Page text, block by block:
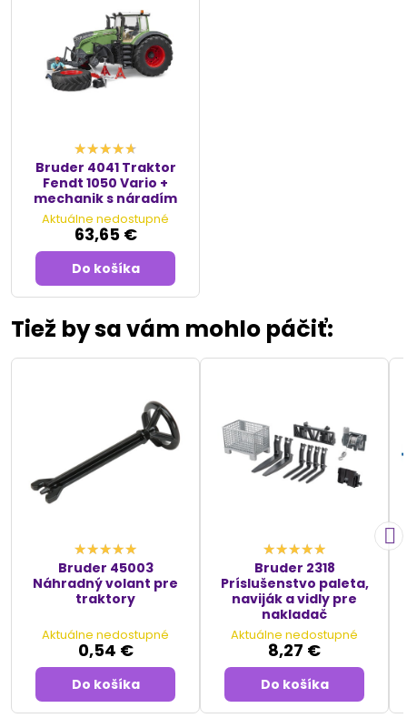
Bruder 4041 Traktor
Fendt 1050 Vario +
mechanik s náradím
Aktuálne nedostupné
63,65 €
Do košíka
Tiež by sa vám mohlo páčiť:
Bruder 45003
Náhradný volant pre
traktory
Aktuálne nedostupné
0,54 €
Do košíka
Bruder 2318
Príslušenstvo paleta,
naviják a vidly pre
nakladač
Aktuálne nedostupné
8,27 €
Do košíka